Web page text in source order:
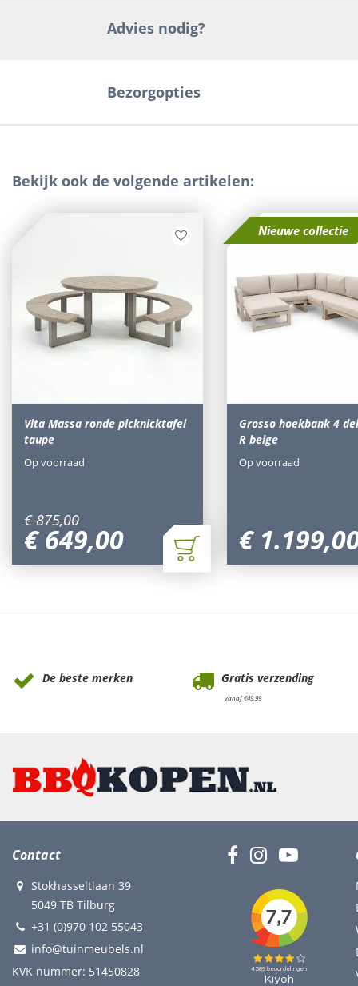
Advies nodig?
Bezorgopties
Bekijk ook de volgende artikelen:
Vita Massa ronde picknicktafel
taupe
€ 875,00
€ 649,00
Op voorraad
Nieuwe collectie
Grosso hoekbank 4
R beige
€ 1.199,
Op voorraad
De beste merken Gratis verzending
vanaf €49,99
Contact
Stokhasseltlaan 39
5049 TB Tilburg
+31 (0)970 102 55043
info@tuinmeubels.nl
KVK nummer: 51450828